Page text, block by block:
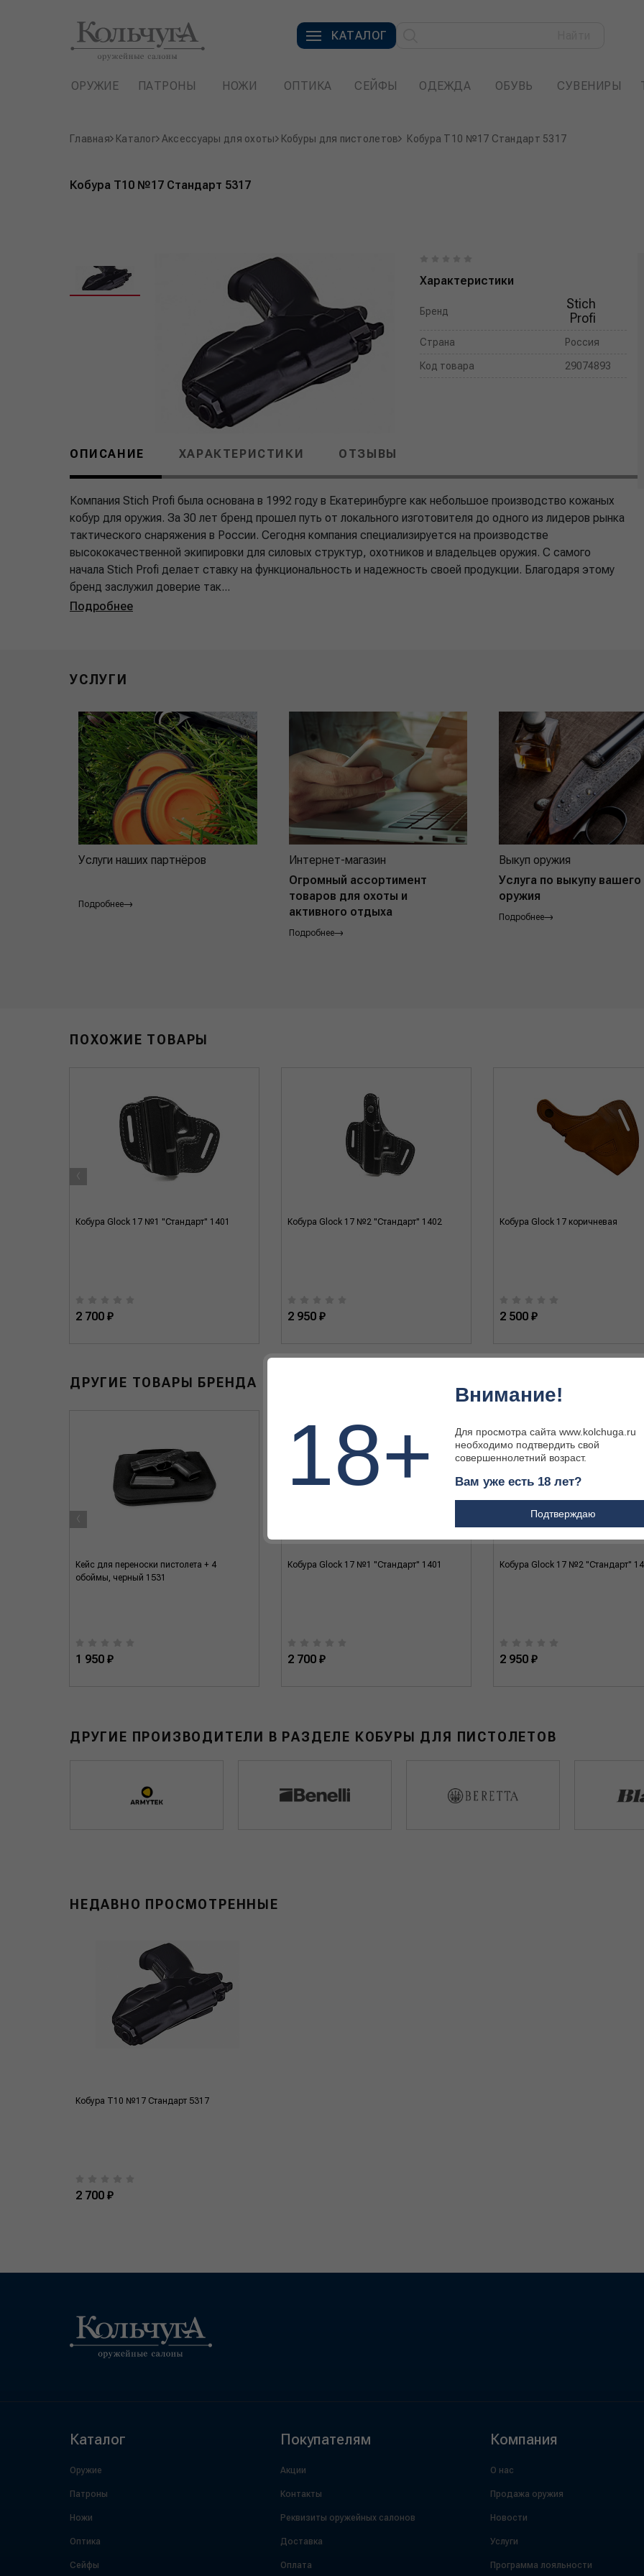
КАТАЛОГ
ОРУЖИЕ ПАТРОНЫ НОЖИ ОПТИКА СЕЙФЫ ОДЕЖДА ОБУВЬ СУВЕНИРЫ
Главная Каталог Аксессуары для охоты Кобуры для пистолетов Кобура T10 №17 Стандарт 5317
Кобура T10 №17 Стандарт 5317
Характеристики
Бренд
Stich
Profi
Страна Россия
Код товара 29074893
ОПИСАНИЕ ХАРАКТЕРИСТИКИ ОТЗЫВЫ
Компания Stich Profi была основана в 1992 году в Екатеринбурге как небольшое производство кожаных
кобур для оружия. За 30 лет бренд прошел путь от локального изготовителя до одного из лидеров рынка
тактического снаряжения в России. Сегодня компания специализируется на производстве
высококачественной экипировки для силовых структур, охотников и владельцев оружия. С самого
начала Stich Profi делает ставку на функциональность и надежность своей продукции. Благодаря этому
бренд заслужил доверие так...
Подробнее
УСЛУГИ
Услуги наших партнёров
Подробнее
Интернет-магазин
Огромный ассортимент
товаров для охоты и
активного отдыха
Подробнее
Выкуп оружия
Услуга по выкупу вашего
оружия
Подробнее
ПОХОЖИЕ ТОВАРЫ
Кобура Glock 17 №1 "Стандарт" 1401
2 700 ₽
Кобура Glock 17 №2 "Стандарт" 1402
2 950 ₽
Кобура Glock 17 коричневая
2 500 ₽
‹
ДРУГИЕ ТОВАРЫ БРЕНДА
Кейс для переноски пистолета + 4
обоймы, черный 1531
1 950 ₽
Кобура Glock 17 №1 "Стандарт" 1401
2 700 ₽
Кобура Glock 17 №2 "Стандарт"
2 950 ₽
‹
ДРУГИЕ ПРОИЗВОДИТЕЛИ В РАЗДЕЛЕ КОБУРЫ ДЛЯ ПИСТОЛЕТОВ
НЕДАВНО ПРОСМОТРЕННЫЕ
Кобура T10 №17 Стандарт 5317
2 700 ₽
Каталог
Оружие
Патроны
Ножи
Оптика
Сейфы
Покупателям
Акции
Контакты
Реквизиты оружейных салонов
Доставка
Оплата
Компания
О нас
Продажа оружия
Новости
Услуги
Программа лояльности
18+
Внимание!
Для просмотра сайта www.kolchuga.ru
необходимо подтвердить свой
совершеннолетний возраст.
Вам уже есть 18 лет?
Подтверждаю